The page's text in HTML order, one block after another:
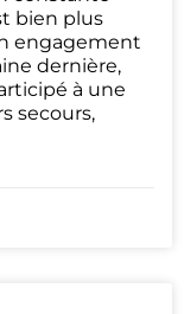
bien plus
engagement
dernière,
à une
secours,